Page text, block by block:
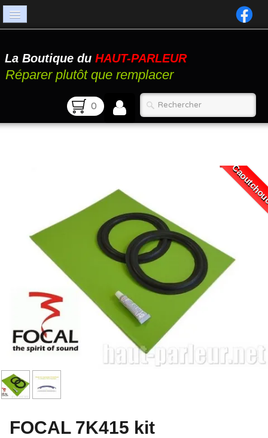
Catalogue
Atelier
La Boutique du HAUT-PARLEUR
Réparer plutôt que remplacer
0
FOCAL 7K415 kit